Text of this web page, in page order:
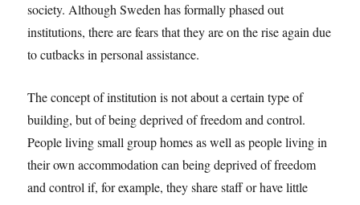
society. Although Sweden has formally phased out
institutions, there are fears that they are on the rise again due
to cutbacks in personal assistance.
The concept of institution is not about a certain type of
building, but of being deprived of freedom and control.
People living small group homes as well as people living in
their own accommodation can being deprived of freedom
and control if, for example, they share staff or have little